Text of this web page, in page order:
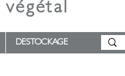
DESTOCKAGE